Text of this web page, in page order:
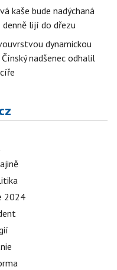
kaše bude nadýchaná
denně lijí do dřezu
dynamickou
nadšenec odhalil
2024